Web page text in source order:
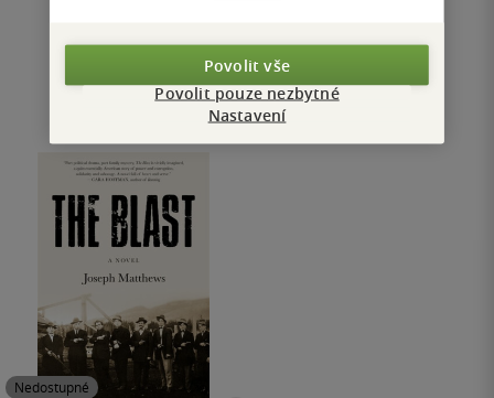
Nedostupné
Povolit vše
Povolit pouze nezbytné
Nastavení